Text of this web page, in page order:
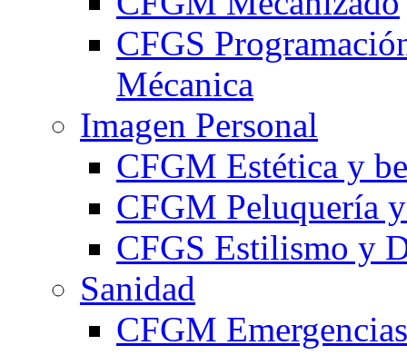
CFGS
Mécanica
Imagen Personal
CFGM Estética y
CFGM Peluquería
CFGS Estilismo y
Sanidad
CFGM